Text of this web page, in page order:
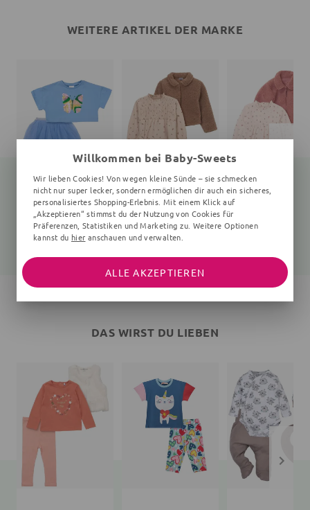
WEITERE ARTIKEL DER MARKE
Set Schmetterling
2 Teile, 6-9 Jahre, Rüschen, Pailletten, hellblau
29,95 € 31,99 €
Set
2 Teile, Blätter, Rüschen, braun, beige
51,99 €
Set Floral
2 Teile, Rüschen,
DAS WIRST DU LIEBEN
Willkommen bei Baby-Sweets
Wir lieben Cookies! Von wegen kleine Sünde – sie schmecken
nicht nur super lecker, sondern ermöglichen dir auch ein sicheres,
personalisiertes Shopping-Erlebnis. Mit einem Klick auf
„Akzeptieren“ stimmst du der Nutzung von Cookies für
Präferenzen, Statistiken und Marketing zu. Weitere Optionen
kannst du hier anschauen und verwalten.
ALLE AKZEPTIEREN